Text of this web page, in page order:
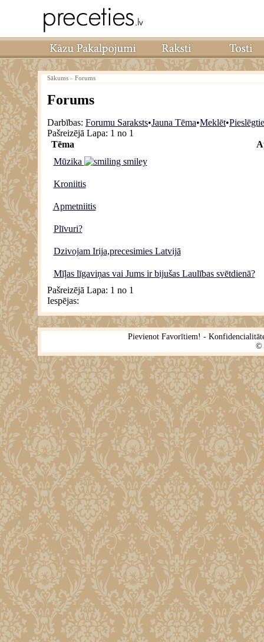
Sākums > Forums
Forums
Darbības: Forumu Saraksts•Jauna Tēma•Meklēt•
Pašreizējā Lapa: 1 no 1
Tēma
Mūzika
Kroniitis
Apmetniitis
Plīvuri?
Dzivojam Irija,precesimies Latvijā
Mīļas līgaviņas vai Jums ir bijušas Laulības svētdienā?
Pašreizējā Lapa: 1 no 1
Iespējas:
Pievienot Favorītiem! -
©